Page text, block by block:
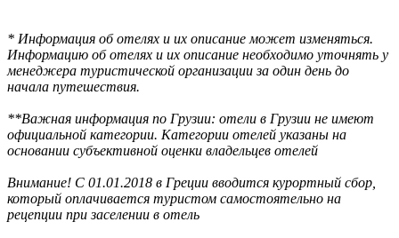
* Информация об отелях и их описание может изменяться.
Информацию об отелях и их описание необходимо уточнять у
менеджера туристической организации за один день до
начала путешествия.
**Важная информация по Грузии: отели в Грузии не имеют
официальной категории. Категории отелей указаны на
основании субъективной оценки владельцев отелей
Внимание! С 01.01.2018 в Греции вводится курортный сбор,
который оплачивается туристом самостоятельно на
рецепции при заселении в отель